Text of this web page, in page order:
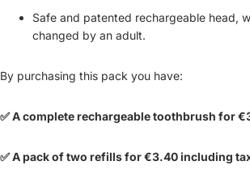
Safe and patented rechargeable head,
changed by an adult.
By purchasing this pack you have:
✅ A complete rechargeable toothbrush for
✅ A pack of two refills for €3.40 including